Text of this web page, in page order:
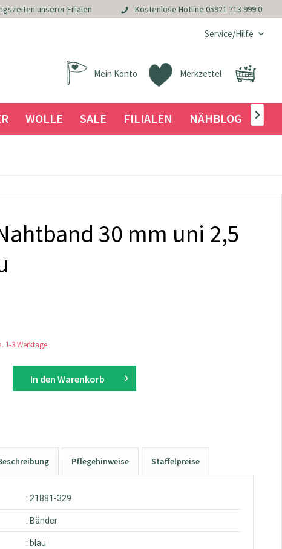
unserer Filialen Kostenlose Hotline 05921 713 999 0
Service/Hilfe
Merkzettel
Mein Konto
WOLLE SALE FILIALEN NÄHBLOG 
30 mm uni 2,5
1-3 Werktage
In den Warenkorb
Pflegehinweise Staffelpreise
: 21881-329
: Bänder
: blau